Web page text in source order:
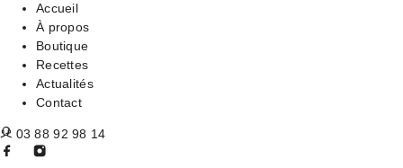
Accueil
À propos
Boutique
Recettes
Actualités
Contact
03 88 92 98 14